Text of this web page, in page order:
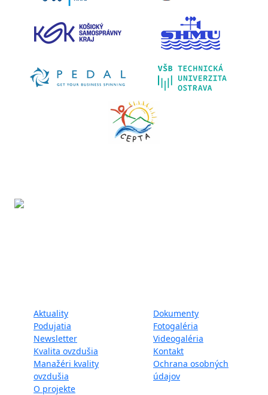
Aktuality
Podujatia
Newsletter
Kvalita ovzdušia
Manažéri kvality
ovzdušia
O projekte
Dokumenty
Fotogaléria
Videogaléria
Kontakt
Ochrana osobných
údajov